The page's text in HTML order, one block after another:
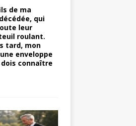
de ma
qui
leur
roulant.
tard, mon
enveloppe
connaître